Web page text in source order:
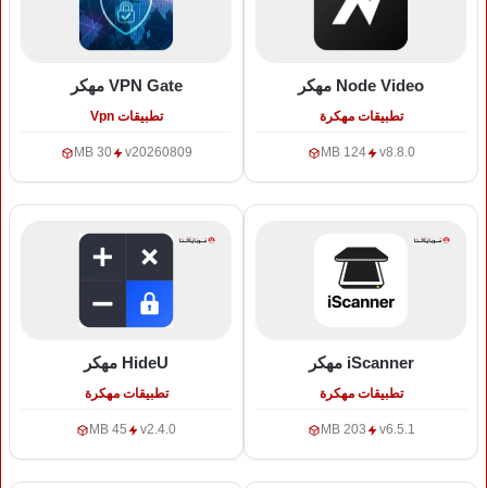
Node Video مهكر
تطبيقات مهكرة
v8.8.0
124 MB
VPN Gate مهكر
تطبيقات Vpn
v20260809
30 MB
iScanner مهكر
تطبيقات مهكرة
v6.5.1
203 MB
HideU مهكر
تطبيقات مهكرة
v2.4.0
45 MB